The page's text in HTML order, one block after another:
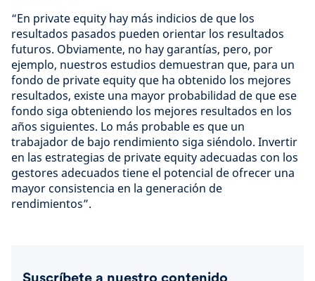
“En private equity hay más indicios de que los
resultados pasados pueden orientar los resultados
futuros. Obviamente, no hay garantías, pero, por
ejemplo, nuestros estudios demuestran que, para un
fondo de private equity que ha obtenido los mejores
resultados, existe una mayor probabilidad de que ese
fondo siga obteniendo los mejores resultados en los
años siguientes. Lo más probable es que un
trabajador de bajo rendimiento siga siéndolo. Invertir
en las estrategias de private equity adecuadas con los
gestores adecuados tiene el potencial de ofrecer una
mayor consistencia en la generación de
rendimientos”.
Suscríbete a nuestro contenido